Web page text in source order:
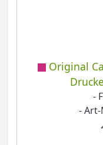
Original
-
- Art-